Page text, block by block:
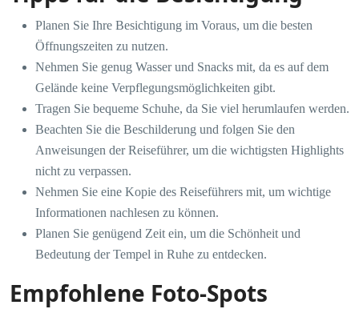
Planen Sie Ihre Besichtigung im Voraus, um die besten
Öffnungszeiten zu nutzen.
Nehmen Sie genug Wasser und Snacks mit, da es auf dem
Gelände keine Verpflegungsmöglichkeiten gibt.
Tragen Sie bequeme Schuhe, da Sie viel herumlaufen werden.
Beachten Sie die Beschilderung und folgen Sie den
Anweisungen der Reiseführer, um die wichtigsten Highlights
nicht zu verpassen.
Nehmen Sie eine Kopie des Reiseführers mit, um wichtige
Informationen nachlesen zu können.
Planen Sie genügend Zeit ein, um die Schönheit und
Bedeutung der Tempel in Ruhe zu entdecken.
Empfohlene Foto-Spots